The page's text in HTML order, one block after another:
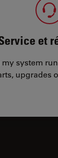
et
system
upgrades